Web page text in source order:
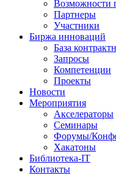
Возможности
Партнеры
Участники
Биржа инноваций
База
Запросы
Компетенции
Проекты
Новости
Мероприятия
Акселераторы
Семинары
Форумы/
Хакатоны
Библиотека-IT
Контакты